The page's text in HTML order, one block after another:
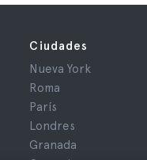
Ciudades
Nueva York
Roma
París
Londres
Granada